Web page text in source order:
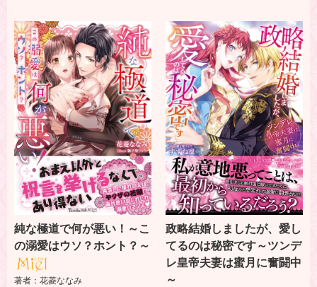
純な極道で何が悪い！～こ
の溺愛はウソ？ホント？～
著者：花菱ななみ
政略結婚しましたが、愛し
てるのは秘密です～ツンデ
レ皇帝夫妻は蜜月に奮闘中
～